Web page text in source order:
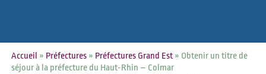
Accueil » Préfectures» Préfectures Grand Est» Obtenir un titre de
séjour à la préfecture du Haut-Rhin – Colmar